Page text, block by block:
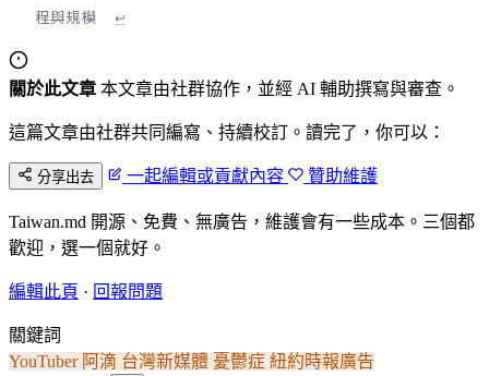
程與規模
↩
關於此文章 本文章由社群協作，並經 AI 輔助撰寫與審查。
這篇文章由社群共同編寫、持續校訂。讀完了，你可以：
分享出去 一起編輯或貢獻內容 贊助維護
Taiwan.md 開源、免費、無廣告，維護會有一些成本。三個都
歡迎，選一個就好。
編輯此頁 · 回報問題
關鍵詞
YouTuber 阿滴 台灣新媒體 憂鬱症 紐約時報廣告